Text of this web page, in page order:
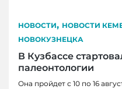
НОВОСТИ, НОВОСТИ
НОВОКУЗНЕЦКА
В Кузбассе
палеонтологии
Она пройдет с 10 по 16